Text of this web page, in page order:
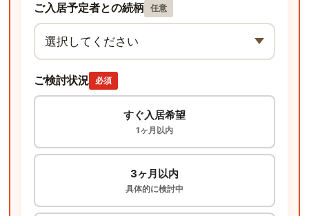
ご入居予定者との続柄 任意
ご検討状況 必須
すぐ入居希望
1ヶ月以内
3ヶ月以内
具体的に検討中